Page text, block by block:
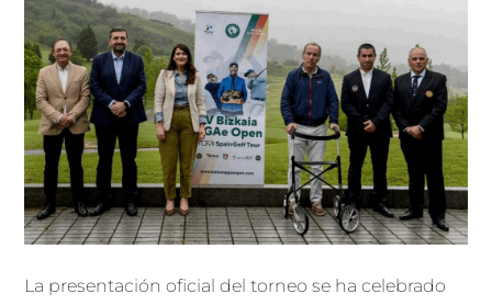
La presentación oficial del torneo se ha celebrado